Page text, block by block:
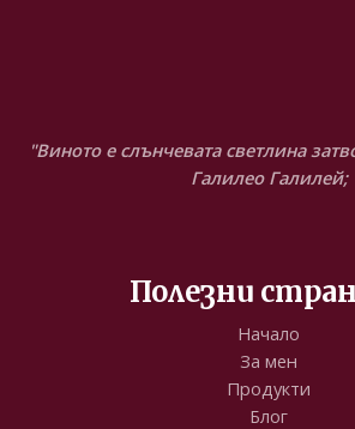
"Виното е слънчевата светлина
Галилео Галилей;
Полезни
Начало
За мен
Продукти
Блог